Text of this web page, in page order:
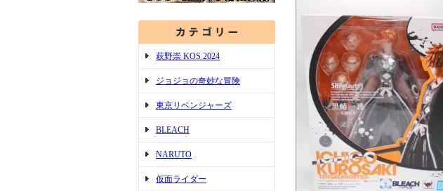
萩野崇 KOS 2024
ジョジョの奇妙な冒険
東京リベンジャーズ
BLEACH
NARUTO
仮面ライダー